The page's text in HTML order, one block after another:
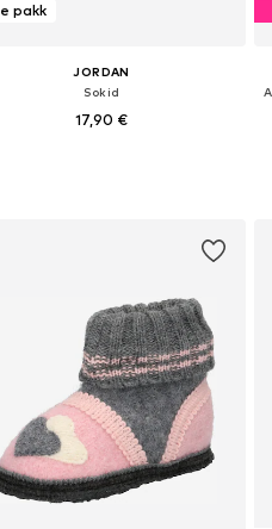
pakk
JORDAN
Sokid
17,90 €